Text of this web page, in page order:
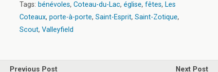
Tags: bénévoles, Coteau-du-Lac, église, fêtes, Les
Coteaux, porte-à-porte, Saint-Esprit, Saint-Zotique,
Scout, Valleyfield
Previous Post
Next Post